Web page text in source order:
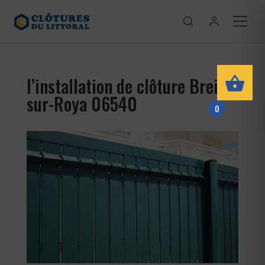
l’installation de clôture Breil-
sur-Roya 06540 0